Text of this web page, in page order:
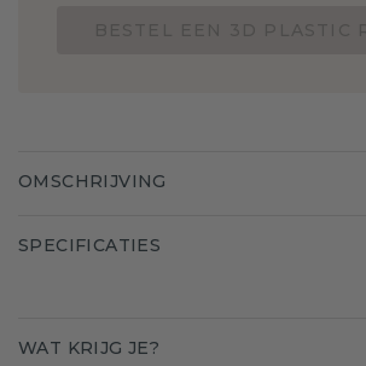
OMSCHRIJVING
SPECIFICATIES
WAT KRIJG JE?